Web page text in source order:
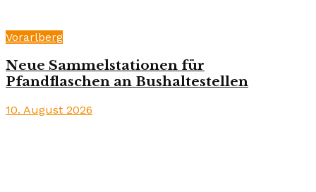
Vorarlberg
Neue Sammelstationen für
Pfandflaschen an Bushaltestellen
10. August 2026